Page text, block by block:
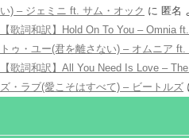
い) – ジェミニ ft. サム・オック に 匿名
【歌詞和訳】Hold On To You – Omnia
トゥ・ユー(君を離さない) – オムニア
【歌詞和訳】All You Need Is Love –
ズ・ラブ(愛こそはすべて) – ビートルズ